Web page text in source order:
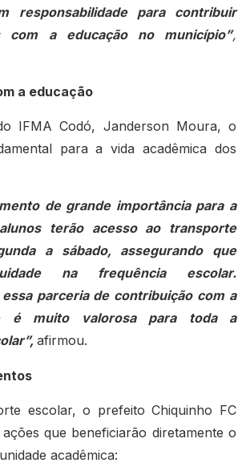
responsabilidade para contribuir
com a educação no município”,
a educação
IFMA Codó, Janderson Moura, o
para a vida acadêmica dos
de grande importância para a
terão acesso ao transporte
a sábado, assegurando que
na frequência escolar.
parceria de contribuição com a
é muito valorosa para toda a
afirmou.
escolar, o prefeito Chiquinho FC
que beneficiarão diretamente o
acadêmica: